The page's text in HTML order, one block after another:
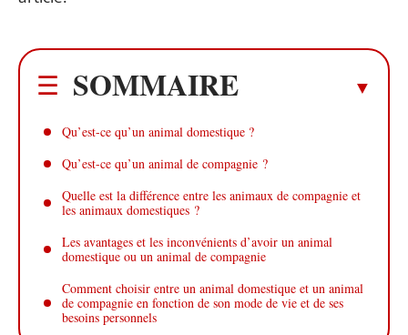
SOMMAIRE
Qu’est-ce qu’un animal domestique ?
Qu’est-ce qu’un animal de compagnie ?
Quelle est la différence entre les animaux de compagnie et
les animaux domestiques ?
Les avantages et les inconvénients d’avoir un animal
domestique ou un animal de compagnie
Comment choisir entre un animal domestique et un animal
de compagnie en fonction de son mode de vie et de ses
besoins personnels